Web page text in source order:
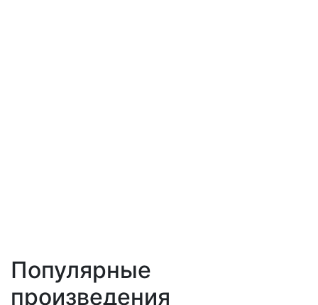
Популярные
произведения